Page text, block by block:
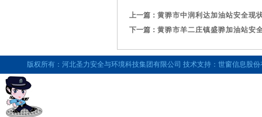
上一篇： 黄骅市中润利达加油站安全现
下一篇： 黄骅市羊二庄镇盛骅加油站安
版权所有：河北圣力安全与环境科技集团有限公司 技术支持：世窗信息股